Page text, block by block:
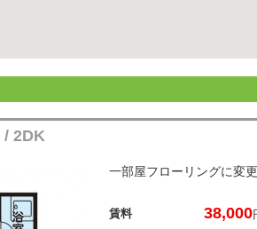
/ 2DK
一部屋フローリングに変
賃料 38,000